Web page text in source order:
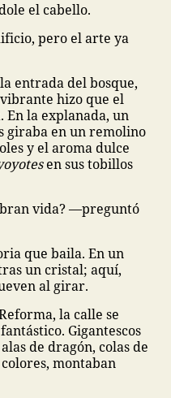
el cabello.
pero el arte ya
entrada del bosque,
hizo que el
la explanada, un
giraba en un remolino
y el aroma dulce
en sus tobillos
vida? —preguntó
que baila. En un
un cristal; aquí,
al girar.
la calle se
Gigantescos
de dragón, colas de
montaban